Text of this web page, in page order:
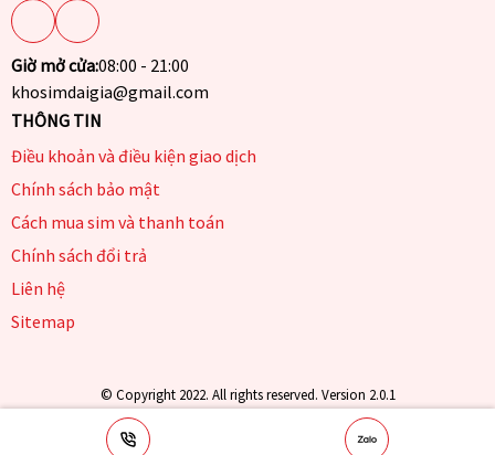
Giờ mở cửa:08:00 - 21:00
khosimdaigia@gmail.com
THÔNG TIN
Điều khoản và điều kiện giao dịch
Chính sách bảo mật
Cách mua sim và thanh toán
Chính sách đổi trả
Liên hệ
Sitemap
© Copyright 2022. All rights reserved. Version 2.0.1